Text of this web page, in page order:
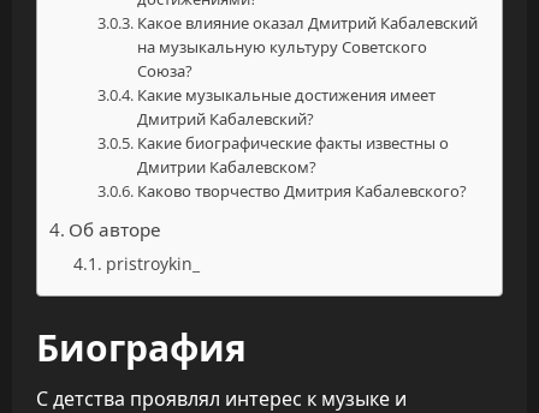
Какое влияние оказал Дмитрий Кабалевский
на музыкальную культуру Советского
Союза?
Какие музыкальные достижения имеет
Дмитрий Кабалевский?
Какие биографические факты известны о
Дмитрии Кабалевском?
Каково творчество Дмитрия Кабалевского?
Об авторе
pristroykin_
Биография
С детства проявлял интерес к музыке и